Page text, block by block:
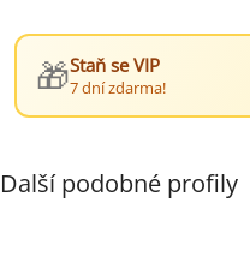
🎁Staň se VIP
7 dní zdarma!
Další podobné profily